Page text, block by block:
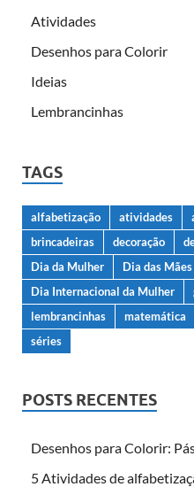
Atividades
Desenhos para Colorir
Ideias
Lembrancinhas
TAGS
alfabetização atividades
brincadeiras
decoração
Dia da Mulher
Dia das Mães
Dia Internacional da Mulher
lembrancinhas
matemática
séries
POSTS RECENTES
Desenhos para Colorir:
5 Atividades de